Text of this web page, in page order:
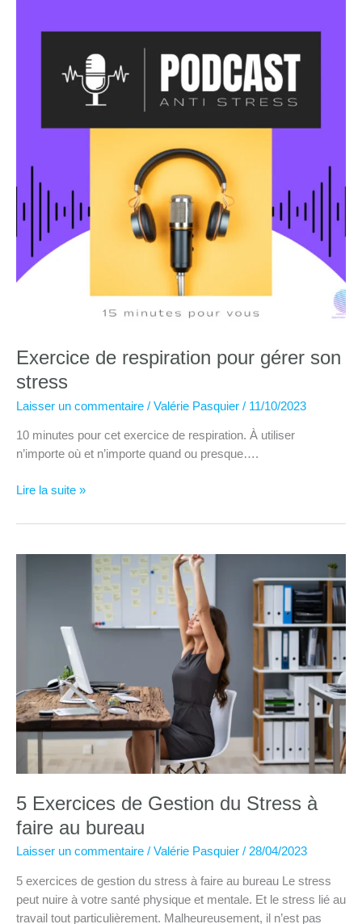
Exercice de respiration pour gérer son
stress
Laisser un commentaire / Valérie Pasquier / 11/10/2023
10 minutes pour cet exercice de respiration. À utiliser
n’importe où et n’importe quand ou presque….
Exercice
respiration
Lire la suite »
5 Exercices de Gestion du Stress à
faire au bureau
Laisser un commentaire / Valérie Pasquier / 28/04/2023
5 exercices de gestion du stress à faire au bureau Le stress
peut nuire à votre santé physique et mentale. Et le stress lié au
travail tout particulièrement. Malheureusement, il n’est pas